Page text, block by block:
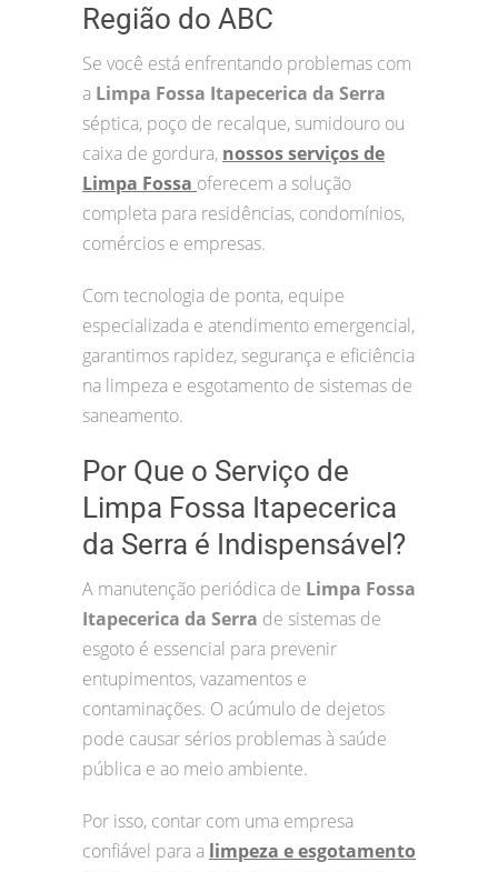
Região do ABC
Se você está enfrentando problemas com
a Limpa Fossa Itapecerica da Serra
séptica, poço de recalque, sumidouro ou
caixa de gordura, nossos serviços de
Limpa Fossa oferecem a solução
completa para residências, condomínios,
comércios e empresas.
Com tecnologia de ponta, equipe
especializada e atendimento emergencial,
garantimos rapidez, segurança e eficiência
na limpeza e esgotamento de sistemas de
saneamento.
Por Que o Serviço de
Limpa Fossa Itapecerica
da Serra é Indispensável?
A manutenção periódica de Limpa Fossa
Itapecerica da Serra de sistemas de
esgoto é essencial para prevenir
entupimentos, vazamentos e
contaminações. O acúmulo de dejetos
pode causar sérios problemas à saúde
pública e ao meio ambiente.
Por isso, contar com uma empresa
confiável para a limpeza e esgotamento